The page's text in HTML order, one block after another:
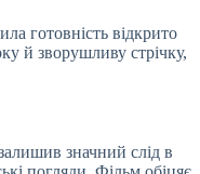
готовність відкрито
й зворушливу стрічку,
значний слід в